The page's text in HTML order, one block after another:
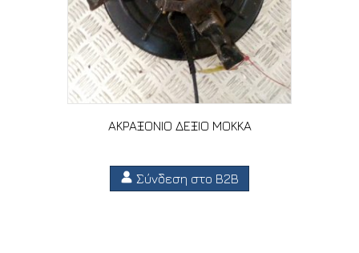
ΑΚΡΑΞΟΝΙΟ ΔΕΞΙΟ MOKKA
Σύνδεση στο B2B